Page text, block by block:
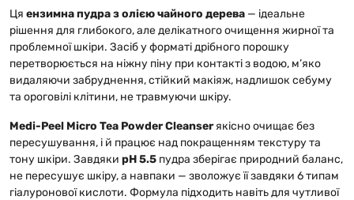
Ця ензимна пудра з олією чайного дерева — ідеальне
рішення для глибокого, але делікатного очищення жирної та
проблемної шкіри. Засіб у форматі дрібного порошку
перетворюється на ніжну піну при контакті з водою, м’яко
видаляючи забруднення, стійкий макіяж, надлишок себуму
та ороговілі клітини, не травмуючи шкіру.
Medi-Peel Micro Tea Powder Cleanserякісно очищає без
пересушування, і й працює над покращенням текстуру та
тону шкіри. Завдяки pH 5.5 пудра зберігає природний баланс,
не пересушує шкіру, а навпаки — зволожує її завдяки 6 типам
гіалуронової кислоти. Формула підходить навіть для чутливої